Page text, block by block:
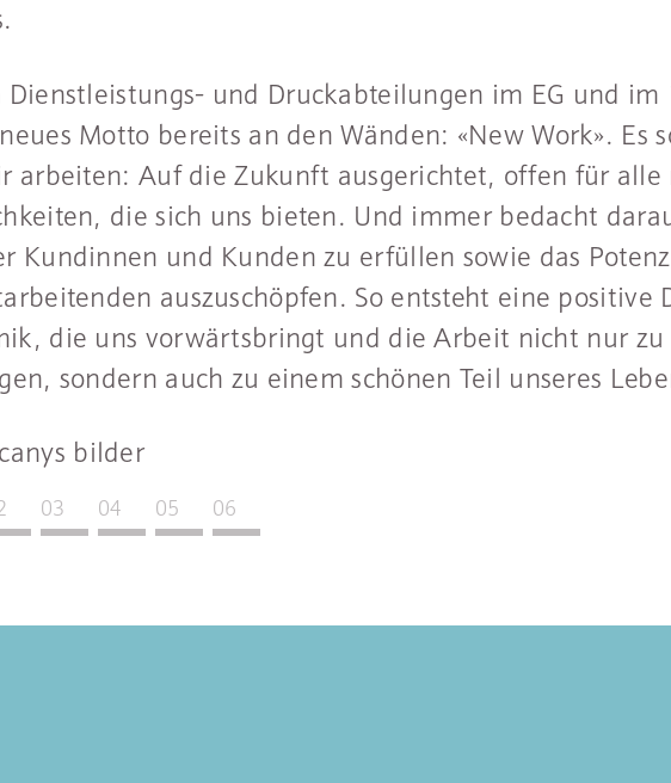
Dienstleistungs- und Druckabteilungen im EG und im
Motto bereits an den Wänden: «New Work». Es
arbeiten: Auf die Zukunft ausgerichtet, offen für alle
die sich uns bieten. Und immer bedacht
Kundinnen und Kunden zu erfüllen sowie das
auszuschöpfen. So entsteht eine positive
die uns vorwärtsbringt und die Arbeit nicht nur zu
sondern auch zu einem schönen Teil unseres
03 04 05 06